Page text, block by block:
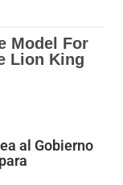
al Gobierno